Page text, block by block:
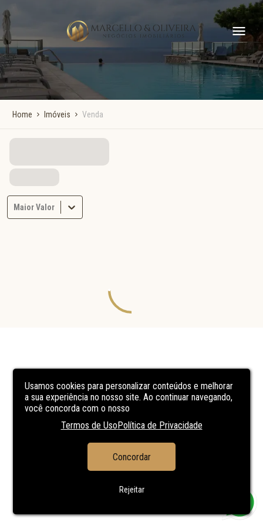
Usamos cookies para personalizar conteúdos e melhorar
a sua experiência no nosso site. Ao continuar navegando,
você concorda com o nosso
Termos de UsoPolítica de Privacidade
Concordar
Rejeitar
Home Imóveis Venda
Maior Valor